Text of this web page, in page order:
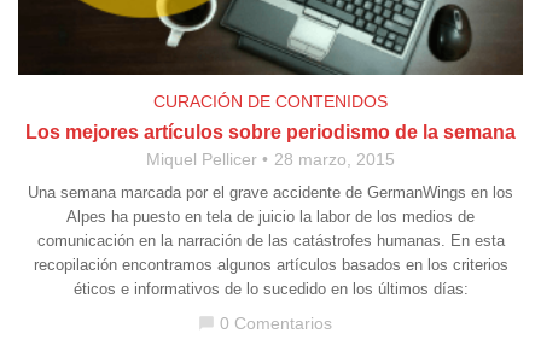
CURACIÓN DE CONTENIDOS
Los mejores artículos sobre periodismo de la semana
Miquel Pellicer 28 marzo, 2015
Una semana marcada por el grave accidente de GermanWings en los
Alpes ha puesto en tela de juicio la labor de los medios de
comunicación en la narración de las catástrofes humanas. En esta
recopilación encontramos algunos artículos basados en los criterios
éticos e informativos de lo sucedido en los últimos días:
chat_bubble 0 Comentarios